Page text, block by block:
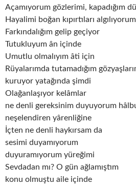
Açamıyorum gözlerimi, kapadığım
Hayalimi boğan kıpırtıları
Farkındalığım gelip geçiyor
Tutukluyum ân içinde
Umutlu olmalıyım âti için
Rüyalarımda tutamadığım
kuruyor yatağında şimdi
Olağanlaşıyor kelâmlar
ne denli gereksinim duyuyorum
neşelendiren yârenliğine
İçten ne denli haykırsam da
sesimi duyamıyorum
duyuramıyorum yüreğimi
Sevdadan mı? O gün ağlamıştım
konu olmuştu aile içinde